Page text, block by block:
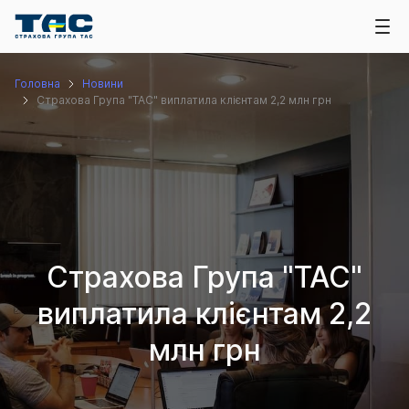
Головна
Новини
Страхова Група "ТАС" виплатила клієнтам 2,2 млн грн
Страхова Група "ТАС"
виплатила клієнтам 2,2
млн грн